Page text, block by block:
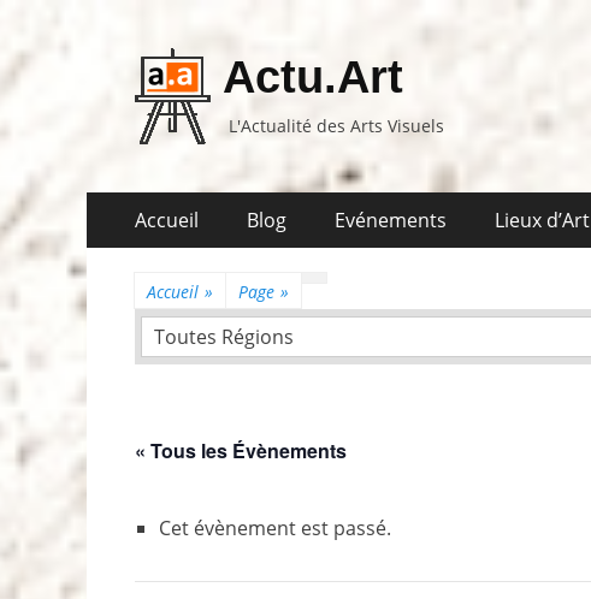
Actu.Art
L'Actualité des Arts Visuels
Premier
menu
Accueil Blog Evénements Lieux d’Art
Accueil » Page »
Toutes Régions
« Tous les Évènements
Cet évènement est passé.